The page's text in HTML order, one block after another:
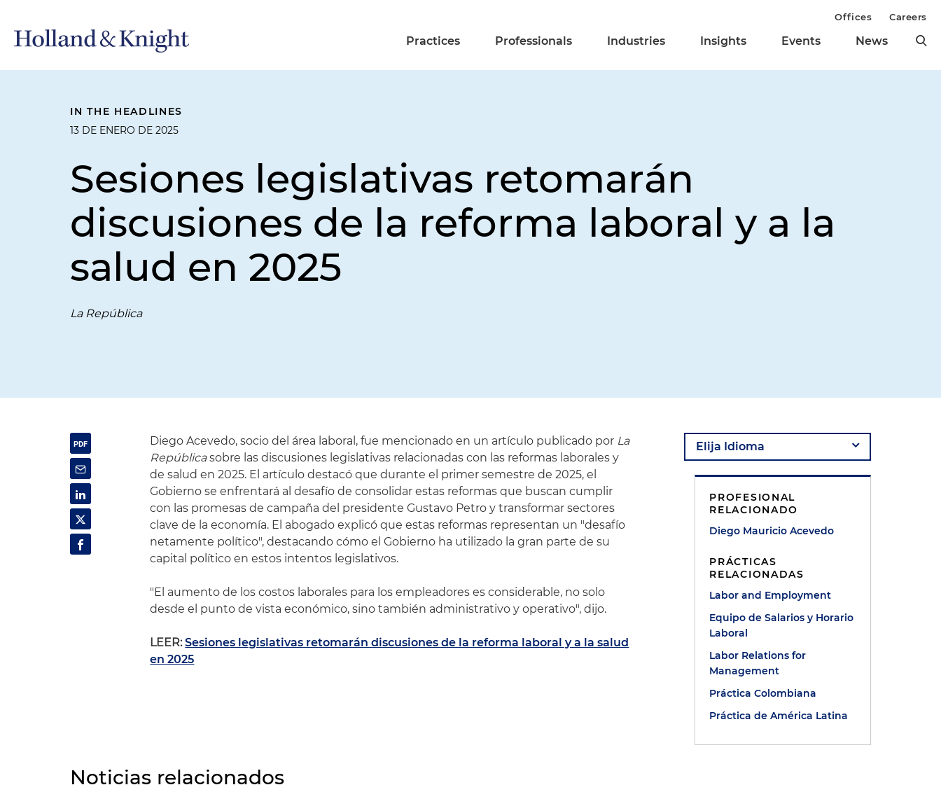
Practices Professionals Industries Insights Events News
Offices Careers
IN THE HEADLINES
13 DE ENERO DE 2025
Sesiones legislativas retomarán
discusiones de la reforma laboral y a la
salud en 2025
La República
Diego Acevedo, socio del área laboral, fue mencionado en un artículo publicado por La
Repúblicasobre las discusiones legislativas relacionadas con las reformas laborales y
de salud en 2025. El artículo destacó que durante el primer semestre de 2025, el
Gobierno se enfrentará al desafío de consolidar estas reformas que buscan cumplir
con las promesas de campaña del presidente Gustavo Petro y transformar sectores
clave de la economía. El abogado explicó que estas reformas representan un "desafío
netamente político", destacando cómo el Gobierno ha utilizado la gran parte de su
capital político en estos intentos legislativos.
"El aumento de los costos laborales para los empleadores es considerable, no solo
desde el punto de vista económico, sino también administrativo y operativo", dijo.
LEER:Sesiones legislativas retomarán discusiones de la reforma laboral y a la salud
en 2025
PROFESIONAL
RELACIONADO
Diego Mauricio Acevedo
PRÁCTICAS
RELACIONADAS
Labor and Employment
Equipo de Salarios y Horario
Laboral
Labor Relations for
Management
Práctica Colombiana
Práctica de América Latina
Noticias relacionados